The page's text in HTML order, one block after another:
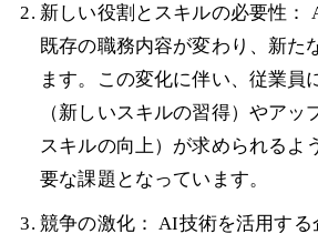
新しい役割とスキルの必要性：
既存の職務内容が変わり、新た
ます。この変化に伴い、従業員
（新しいスキルの習得）やアッ
スキルの向上）が求められるよ
要な課題となっています。
競争の激化： AI技術を活用す